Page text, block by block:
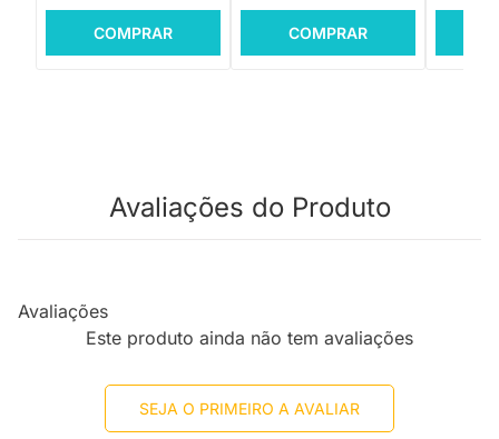
COMPRAR COMPRAR
Avaliações do Produto
Avaliações
Este produto ainda não tem avaliações
SEJA O PRIMEIRO A AVALIAR